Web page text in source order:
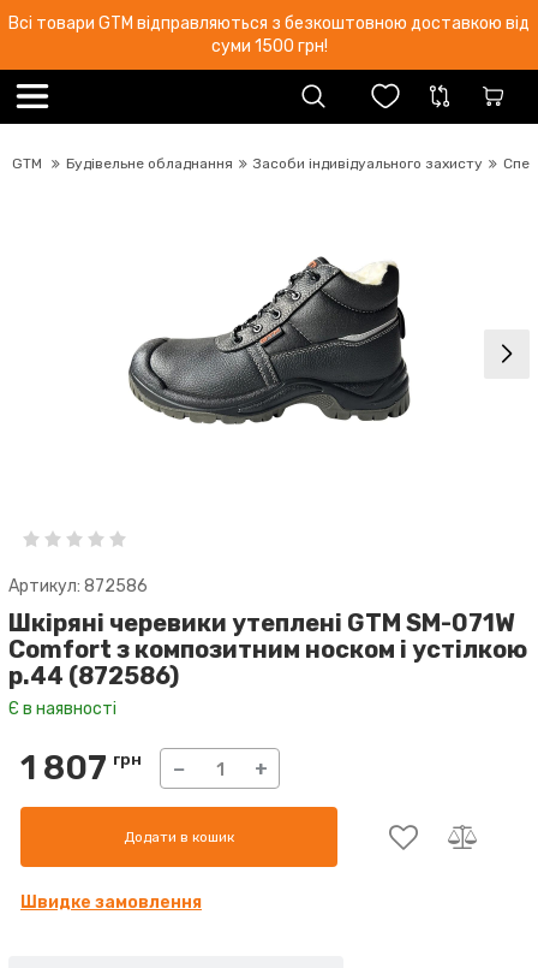
Всі товари GTM відправляються з безкоштовною доставкою від
суми 1500 грн!
GTM Будівельне обладнання Засоби індивідуального захисту
Артикул: 872586
Шкіряні черевики утеплені GTM SM-071W
Comfort з композитним носком і устілкою
р.44 (872586)
Є в наявності
1 807 грн − +
Додати в кошик
Швидке замовлення